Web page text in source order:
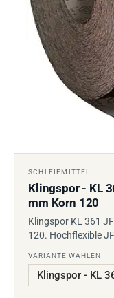
SCHLEIFMITTEL
Klingspor - KL
mm Korn 120
Klingspor KL 361
120. Hochflexible
VARIANTE WÄHLEN